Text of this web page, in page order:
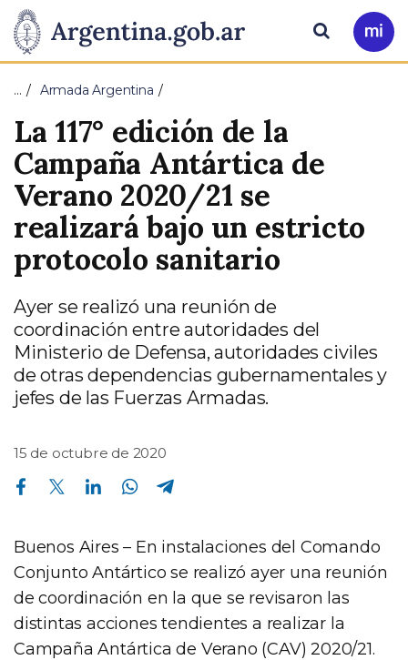
Presidencia
de
la
Nación
Pasar al contenido principal
Ir
a
Buscar
… Armada Argentina
La 117° edición de la
Campaña Antártica de
Verano 2020/21 se
realizará bajo un estricto
protocolo sanitario
Ayer se realizó una reunión de
coordinación entre autoridades del
Ministerio de Defensa, autoridades civiles
de otras dependencias gubernamentales y
jefes de las Fuerzas Armadas.
15 de octubre de 2020
Compartir en Facebook Compartir en Twitter Compartir en Linkedin Compartir en Whatsapp
Buenos Aires – En instalaciones del Comando
Conjunto Antártico se realizó ayer una reunión
de coordinación en la que se revisaron las
distintas acciones tendientes a realizar la
Campaña Antártica de Verano (CAV) 2020/21.